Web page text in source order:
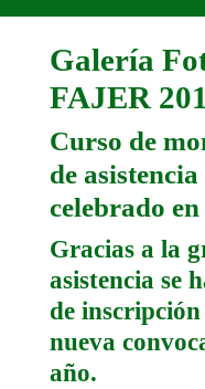
Galería
FAJER
Curso de
de
celebrado
Gracias a la
asistencia se
de
nueva
año.